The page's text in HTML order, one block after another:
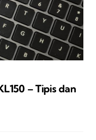
– Tipis dan